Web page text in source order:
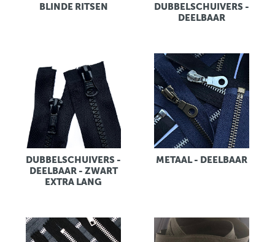
BLINDE RITSEN
DUBBELSCHUIVERS -
DEELBAAR
DUBBELSCHUIVERS -
DEELBAAR - ZWART
EXTRA LANG
METAAL - DEELBAAR